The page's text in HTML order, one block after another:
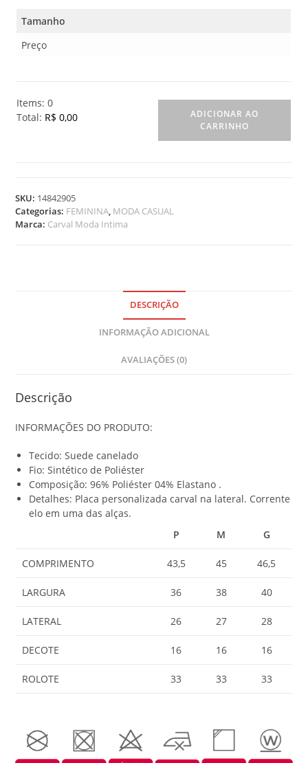
Tamanho
Preço
Items:0
Total: R$ 0,00
s
.
R
$
0
ADICIONAR AO
CARRINHO
SKU: 14842905
Categorias: FEMININA, MODA CASUAL
Marca: Carval Moda Intima
DESCRIÇÃO
INFORMAÇÃO ADICIONAL
AVALIAÇÕES (0)
Descrição
INFORMAÇÕES DO PRODUTO:
Tecido: Suede canelado
Fio: Sintético de Poliéster
Composição: 96% Poliéster 04% Elastano .
Detalhes: Placa personalizada carval na lateral. Corrente
elo em uma das alças.
P
M G
COMPRIMENTO 43,5 45 46,5
LARGURA 36 38 40
LATERAL 26 27 28
DECOTE 16 16 16
ROLOTE 33 33 33